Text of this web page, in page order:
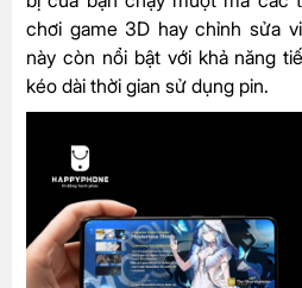
chơi game 3D hay chỉnh sửa
này còn nổi bật với khả năng
kéo dài thời gian sử dụng pin.